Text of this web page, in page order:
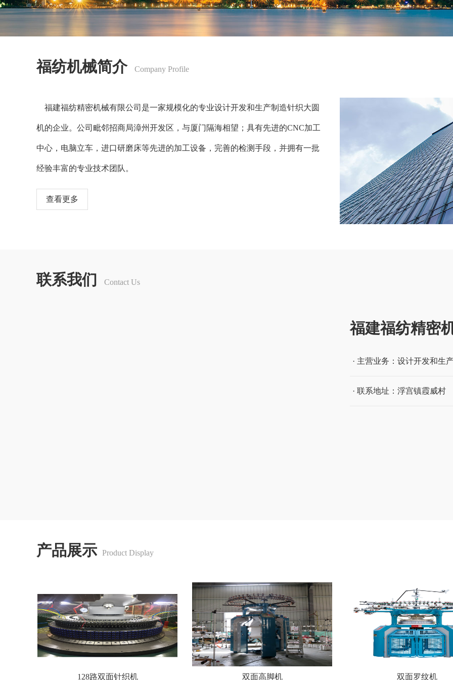
福纺机械简介 Company Profile
​福建福纺精密机械有限公司是一家规模化的专业设计开发和生产制造针织大圆
机的企业。公司毗邻招商局漳州开发区，与厦门隔海相望；具有先进的CNC加工
中心，电脑立车，进口研磨床等先进的加工设备，完善的检测手段，并拥有一批
经验丰富的专业技术团队。
查看更多
联系我们 Contact Us
福建福纺精密
· 主营业务：设计开发和生
· 联系地址：浮宫镇霞威村
产品展示 Product Display
128路双面针织机 双面高脚机 双面罗纹机